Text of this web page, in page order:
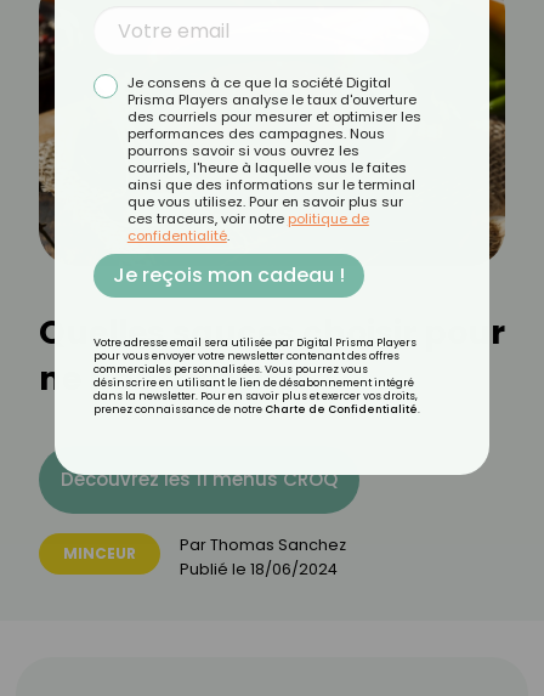
Quelles sauces choisir pour
ne pas grossir ?
Découvrez les 11 menus CROQ
MINCEUR ParThomas Sanchez
Publié le 18/06/2024
Je consens à ce que la société Digital
Prisma Players analyse le taux d'ouverture
des courriels pour mesurer et optimiser les
performances des campagnes. Nous
pourrons savoir si vous ouvrez les
courriels, l'heure à laquelle vous le faites
ainsi que des informations sur le terminal
que vous utilisez. Pour en savoir plus sur
ces traceurs, voir notre politique de
confidentialité.
Je reçois mon cadeau !
Votre adresse email sera utilisée par Digital Prisma Players
pour vous envoyer votre newsletter contenant des offres
commerciales personnalisées. Vous pourrez vous
désinscrire en utilisant le lien de désabonnement intégré
dans la newsletter. Pour en savoir plus et exercer vos droits,
prenez connaissance de notre Charte de Confidentialité.